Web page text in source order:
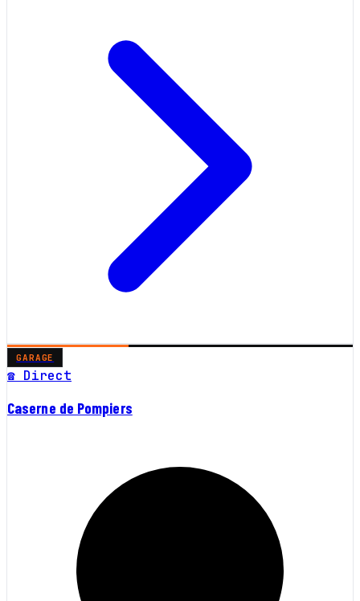
GARAGE
☎ Direct
Caserne de Pompiers